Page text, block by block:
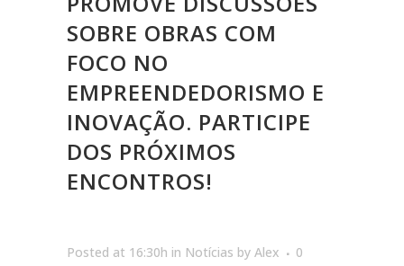
SOBRE OBRAS COM
FOCO NO
EMPREENDEDORISMO E
INOVAÇÃO. PARTICIPE
DOS PRÓXIMOS
ENCONTROS!
Posted at 16:30h in Notícias by Alex
0